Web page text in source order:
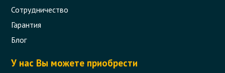
Сотрудничество
Гарантия
Блог
У нас Вы можете приобрести